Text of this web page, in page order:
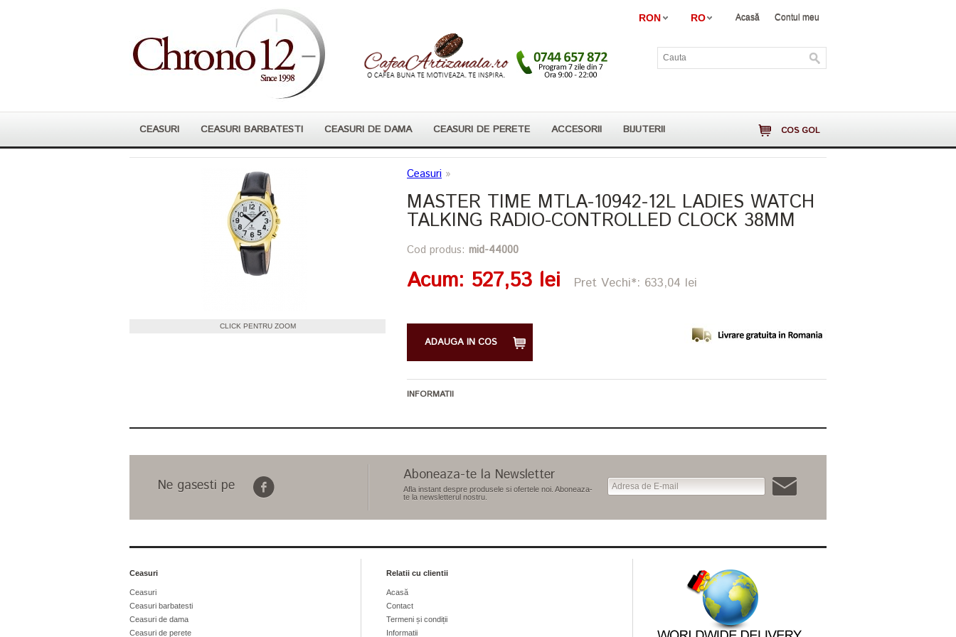
RON RO Acasă Contul meu
CEASURI CEASURI BARBATESTI CEASURI DE DAMA CEASURI DE PERETE ACCESORII BIJUTERII COS GOL
CLICK PENTRU ZOOM
Ceasuri »
MASTER TIME MTLA-10942-12L LADIES WATCH
TALKING RADIO-CONTROLLED CLOCK 38MM
Cod produs: mid-44000
Acum: 527,53 lei Pret Vechi*: 633,04 lei
ADAUGA IN COS
INFORMATII
Ne gasesti pe
Aboneaza-te la Newsletter
Afla instant despre produsele si ofertele noi. Aboneaza-
te la newsletterul nostru.
Ceasuri
Ceasuri
Ceasuri barbatesti
Ceasuri de dama
Ceasuri de perete
Relatii cu clientii
Acasă
Contact
Termeni și condiții
Informatii